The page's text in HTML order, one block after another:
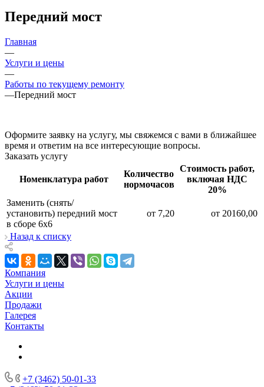
Передний мост
Главная
—
Услуги и цены
—
Работы по текущему ремонту
—Передний мост
Оформите заявку на услугу, мы свяжемся с вами в ближайшее
время и ответим на все интересующие вопросы.
Заказать услугу
Номенклатура работ
Количество
нормочасов
Стоимость работ,
включая НДС
20%
Заменить (снять/
установить) передний мост
в сборе 6х6
от 7,20 от 20160,00
Назад к списку
Компания
Услуги и цены
Акции
Продажи
Галерея
Контакты
+7 (3462) 50-01-33